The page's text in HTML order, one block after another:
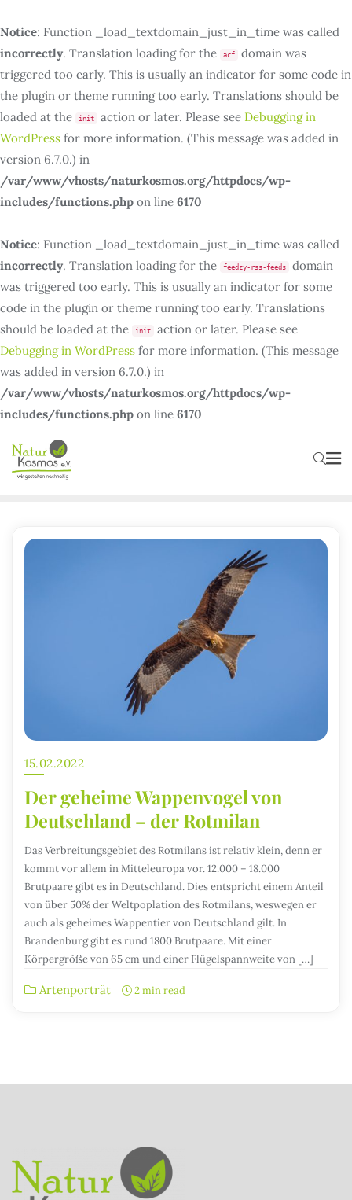
Notice: Function _load_textdomain_just_in_time was called
incorrectly. Translation loading for the acf
domain was
triggered too early. This is usually an indicator for some code in
the plugin or theme running too early. Translations should be
loaded at the
init action or later. Please see Debugging in
WordPress for more information. (This message was added in
version 6.7.0.) in
/var/www/vhosts/naturkosmos.org/httpdocs/wp-
includes/functions.php on line 6170
Notice: Function _load_textdomain_just_in_time was called
incorrectly. Translation loading for the feedzy-rss-feeds
domain
was triggered too early. This is usually an indicator for some
code in the plugin or theme running too early. Translations
should be loaded at the
init
action or later. Please see
Debugging in WordPress for more information. (This message
was added in version 6.7.0.) in
/var/www/vhosts/naturkosmos.org/httpdocs/wp-
includes/functions.php on line 6170
15.02.2022
Der geheime Wappenvogel von
Deutschland – der Rotmilan
Das Verbreitungsgebiet des Rotmilans ist relativ klein, denn er
kommt vor allem in Mitteleuropa vor. 12.000 – 18.000
Brutpaare gibt es in Deutschland. Dies entspricht einem Anteil
von über 50% der Weltpoplation des Rotmilans, weswegen er
auch als geheimes Wappentier von Deutschland gilt. In
Brandenburg gibt es rund 1800 Brutpaare. Mit einer
Körpergröße von 65 cm und einer Flügelspannweite von […]
Artenporträt 2 min read